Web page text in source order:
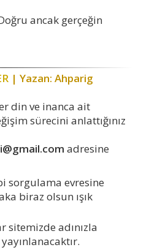
ancak gerçeğin
| Yazan: Ahparig
din ve inanca ait
sürecini anlattığınız
adresine
sorgulama evresine
biraz olsun ışık
sitemizde adınızla